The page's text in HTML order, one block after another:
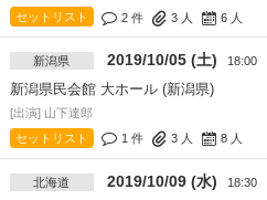
セットリスト
2 件 3人 6人
新潟県 2019/10/05 (土) 18:00
新潟県民会館 大ホール (新潟県)
[出演] 山下達郎
セットリスト
1 件 3人 8人
北海道 2019/10/09 (水) 18:30